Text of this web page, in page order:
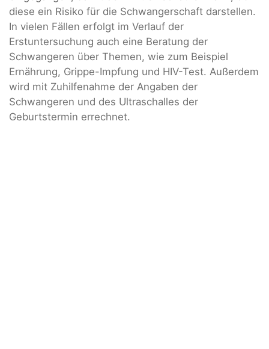
diese ein Risiko für die Schwangerschaft darstellen.
In vielen Fällen erfolgt im Verlauf der
Erstuntersuchung auch eine Beratung der
Schwangeren über Themen, wie zum Beispiel
Ernährung, Grippe-Impfung und HIV-Test. Außerdem
wird mit Zuhilfenahme der Angaben der
Schwangeren und des Ultraschalles der
Geburtstermin errechnet.